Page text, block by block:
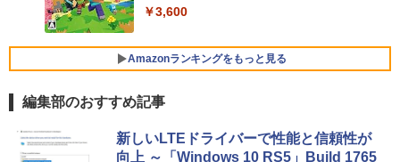
FMV ノートパソコン WE1-K3 (MS 365 P
VWK3E15W_AZ
￥3,600
Amazonランキングをもっと見る
生成AIパスポート公式テキスト 第４版
Amazon Kindle - 目に優しい、かさばら
ない、大きな画面で読みやすい、6週間持
編集部のおすすめ記事
新しいLTEドライバーで性能と信頼性が
向上 ～「Windows 10 RS5」Build 1765